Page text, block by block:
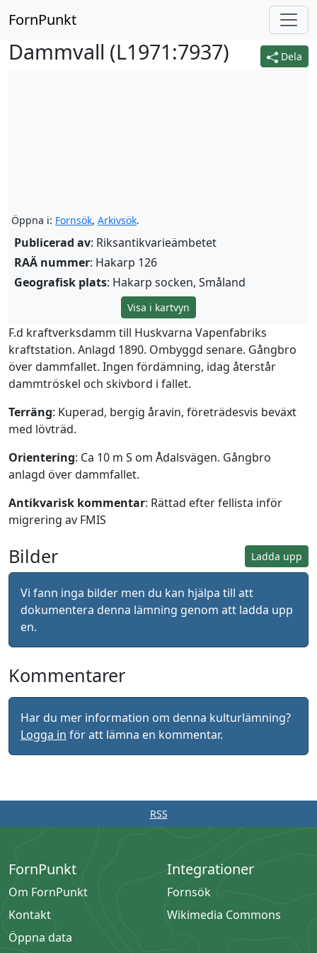
FornPunkt
Dela
Dammvall (L1971:7937)
Öppna i: Fornsök, Arkivsök.
Publicerad av: Riksantikvarieämbetet
RAÄ nummer: Hakarp 126
Geografisk plats: Hakarp socken, Småland
Visa i kartvyn
F.d kraftverksdamm till Huskvarna Vapenfabriks
kraftstation. Anlagd 1890. Ombyggd senare. Gångbro
över dammfallet. Ingen fördämning, idag återstår
dammtröskel och skivbord i fallet.
Terräng: Kuperad, bergig åravin, företrädesvis beväxt
med lövträd.
Orientering: Ca 10 m S om Ådalsvägen. Gångbro
anlagd över dammfallet.
Antikvarisk kommentar: Rättad efter fellista inför
migrering av FMIS
Ladda upp
Bilder
Vi fann inga bilder men du kan hjälpa till att
dokumentera denna lämning genom att ladda upp
en.
Kommentarer
Har du mer information om denna kulturlämning?
Logga in för att lämna en kommentar.
RSS
FornPunkt
Om FornPunkt
Kontakt
Öppna data
Integrationer
Fornsök
Wikimedia Commons